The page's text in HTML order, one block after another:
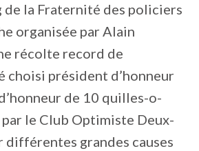
de la Fraternité des policiers
organisée par Alain
récolte record de
choisi président d’honneur
de 10 quilles-o-
le Club Optimiste Deux-
différentes grandes causes